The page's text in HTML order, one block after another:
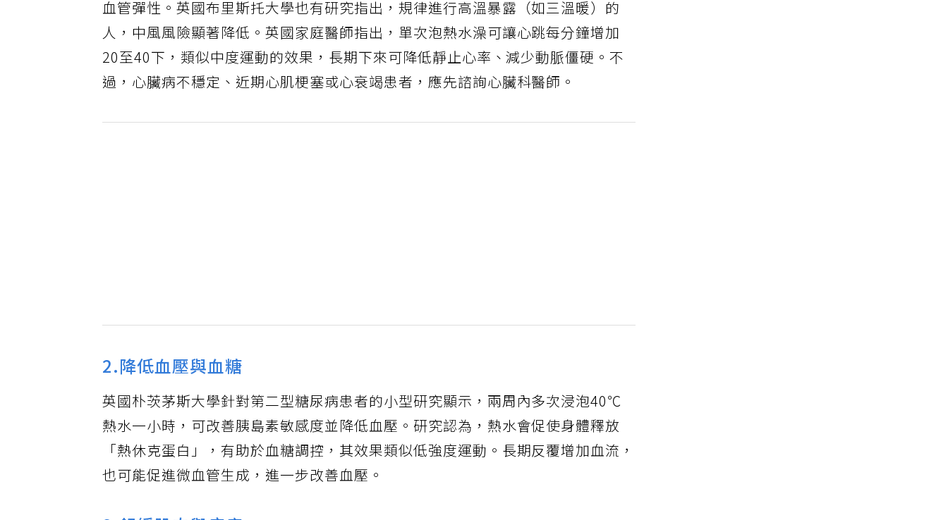
血管彈性。英國布里斯托大學也有研究指出，規律進行高溫暴露（如三溫暖）的
人，中風風險顯著降低。英國家庭醫師指出，單次泡熱水澡可讓心跳每分鐘增加
20至40下，類似中度運動的效果，長期下來可降低靜止心率、減少動脈僵硬。不
過，心臟病不穩定、近期心肌梗塞或心衰竭患者，應先諮詢心臟科醫師。
2.降低血壓與血糖
英國朴茨茅斯大學針對第二型糖尿病患者的小型研究顯示，兩周內多次浸泡40℃
熱水一小時，可改善胰島素敏感度並降低血壓。研究認為，熱水會促使身體釋放
「熱休克蛋白」，有助於血糖調控，其效果類似低強度運動。長期反覆增加血流，
也可能促進微血管生成，進一步改善血壓。